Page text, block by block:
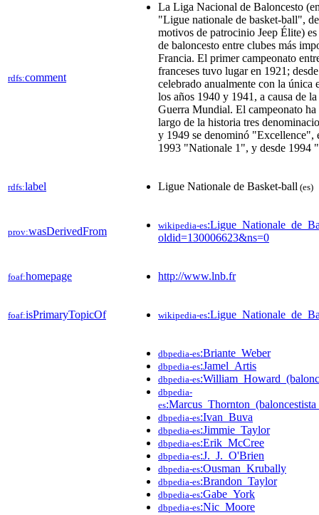
rdfs:comment
La Liga Nacional de Baloncesto
"Ligue nationale de basket-ball",
motivos de patrocinio Jeep Élite)
de baloncesto entre clubes más
Francia. El primer campeonato
franceses tuvo lugar en 1921;
celebrado anualmente con la única
los años 1940 y 1941, a causa de
Guerra Mundial. El campeonato
largo de la historia tres
y 1949 se denominó "Excellence",
1993 "Nationale 1", y desde 1994
rdfs:label Ligue Nationale de Basket-ball (es)
prov:wasDerivedFrom wikipedia-es
oldid=130006623&ns=0
foaf:homepage http://www.lnb.fr
foaf:isPrimaryTopicOf wikipedia-es
dbpedia-es:Briante_Weber
dbpedia-es:Jamel_Artis
dbpedia-es
dbpedia-
es
dbpedia-es:Ivan_Buva
dbpedia-es:Jimmie_Taylor
dbpedia-es:Erik_McCree
dbpedia-es:J._J._O'Brien
dbpedia-es:Ousman_Krubally
dbpedia-es:Brandon_Taylor
dbpedia-es:Gabe_York
dbpedia-es:Nic_Moore